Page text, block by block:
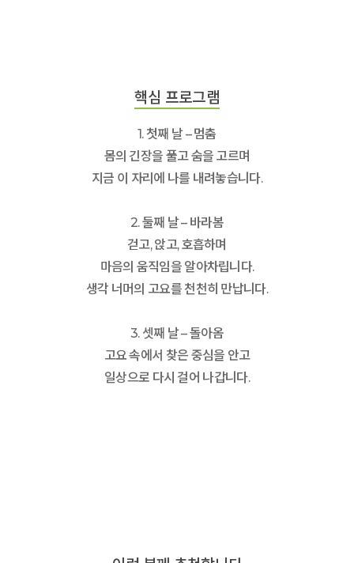
핵심 프로그램
1. 첫째 날 – 멈춤
몸의 긴장을 풀고 숨을 고르며
지금 이 자리에 나를 내려놓습니다.
2. 둘째 날 – 바라봄
걷고, 앉고, 호흡하며
마음의 움직임을 알아차립니다.
생각 너머의 고요를 천천히 만납니다.
3. 셋째 날 – 돌아옴
고요 속에서 찾은 중심을 안고
일상으로 다시 걸어 나갑니다.